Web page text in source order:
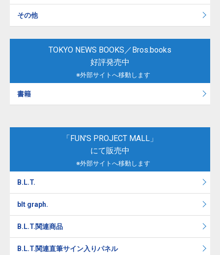
その他
TOKYO NEWS BOOKS／Bros.books
好評発売中
※外部サイトへ移動します
書籍
「FUN'S PROJECT MALL」
にて販売中
※外部サイトへ移動します
B.L.T.
blt graph.
B.L.T.関連商品
B.L.T.関連直筆サイン入りパネル